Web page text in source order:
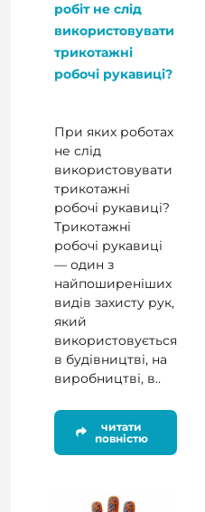
робіт не слід
використовувати
трикотажні
робочі рукавиці?
При яких роботах
не слід
використовувати
трикотажні
робочі рукавиці?
Трикотажні
робочі рукавиці
— один з
найпоширеніших
видів захисту рук,
який
використовується
в будівництві, на
виробництві, в..
читати
повністю